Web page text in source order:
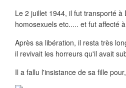
Le 2 juillet 1944, il fut transporté
homosexuels etc..... et fut affecté
Après sa libération, il resta très
il revivait les horreurs qu'il avait
Il a fallu l'insistance de sa fille